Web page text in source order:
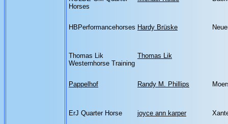
Horses
HBPerformancehorses Hardy Brüske
Thomas Lik
Westernhorse Training
Thomas Lik
Pappelhof Randy M. Phillips
ErJ Quarter Horse joyce ann karper